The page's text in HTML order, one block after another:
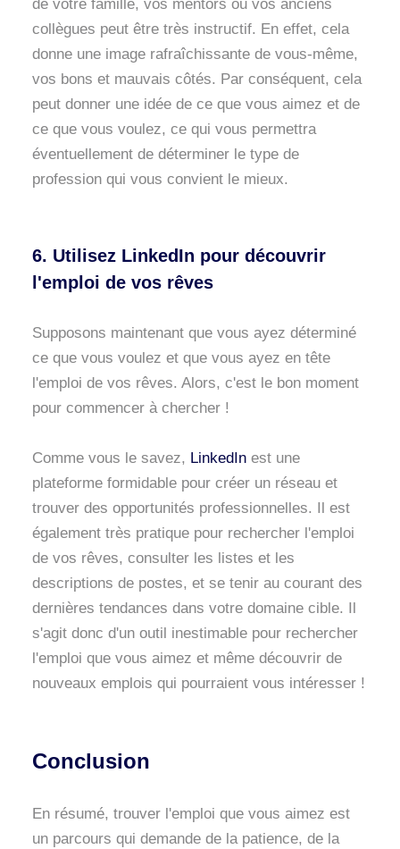
de votre famille, vos mentors ou vos anciens
collègues peut être très instructif. En effet, cela
donne une image rafraîchissante de vous-même,
vos bons et mauvais côtés. Par conséquent, cela
peut donner une idée de ce que vous aimez et de
ce que vous voulez, ce qui vous permettra
éventuellement de déterminer le type de
profession qui vous convient le mieux.
6. Utilisez LinkedIn pour découvrir
l'emploi de vos rêves
Supposons maintenant que vous ayez déterminé
ce que vous voulez et que vous ayez en tête
l'emploi de vos rêves. Alors, c'est le bon moment
pour commencer à chercher !
Comme vous le savez, LinkedIn est une
plateforme formidable pour créer un réseau et
trouver des opportunités professionnelles. Il est
également très pratique pour rechercher l'emploi
de vos rêves, consulter les listes et les
descriptions de postes, et se tenir au courant des
dernières tendances dans votre domaine cible. Il
s'agit donc d'un outil inestimable pour rechercher
l'emploi que vous aimez et même découvrir de
nouveaux emplois qui pourraient vous intéresser !
Conclusion
En résumé, trouver l'emploi que vous aimez est
un parcours qui demande de la patience, de la